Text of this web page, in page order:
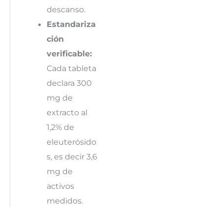
descanso.
Estandariza
ción
verificable:
Cada tableta
declara 300
mg de
extracto al
1,2% de
eleuterósido
s, es decir 3,6
mg de
activos
medidos.